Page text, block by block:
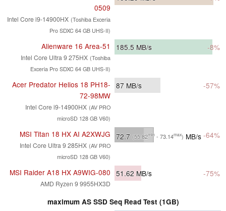
0509
Intel Core i9-14900HX (Toshiba Exceria
Pro SDXC 64 GB UHS-II)
Alienware 16 Area-51
Intel Core Ultra 9 275HX (Toshiba
Exceria Pro SDXC 64 GB UHS-II)
185.5 MB/s -8%
Acer Predator Helios 18 PH18-
72-98MW
Intel Core i9-14900HX (AV PRO
microSD 128 GB V60)
87 MB/s -57%
MSI Titan 18 HX AI A2XWJG
Intel Core Ultra 9 285HX (AV PRO
microSD 128 GB V60)
72.7 (55.82min - 73.14max) MB/s -64%
MSI Raider A18 HX A9WIG-080
AMD Ryzen 9 9955HX3D
51.62 MB/s -75%
maximum AS SSD Seq Read Test (1GB)